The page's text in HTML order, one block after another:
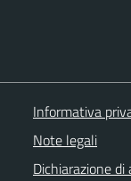
Informativa
Note legali
Dichiarazione di